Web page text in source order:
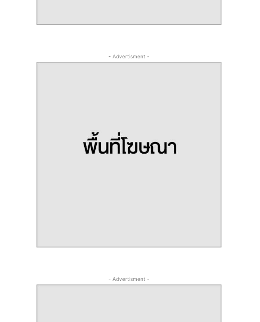
- Advertisment -
- Advertisment -